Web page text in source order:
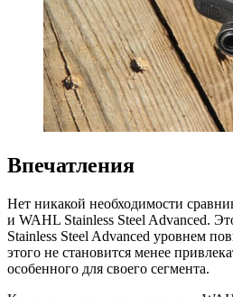
Впечатления
Нет никакой необходимости
и WAHL Stainless Steel Advanced.
Stainless Steel Advanced уровнем
этого не становится менее
особенного для своего сегмента.